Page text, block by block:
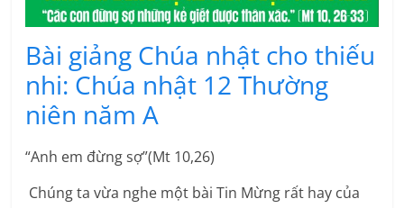
Bài giảng Chúa nhật cho thiếu
nhi: Chúa nhật 12 Thường
niên năm A
“Anh em đừng sợ”(Mt 10,26)
Chúng ta vừa nghe một bài Tin Mừng rất hay của